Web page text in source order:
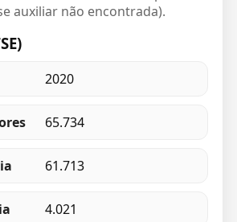
auxiliar não encontrada).
2020
65.734
61.713
4.021